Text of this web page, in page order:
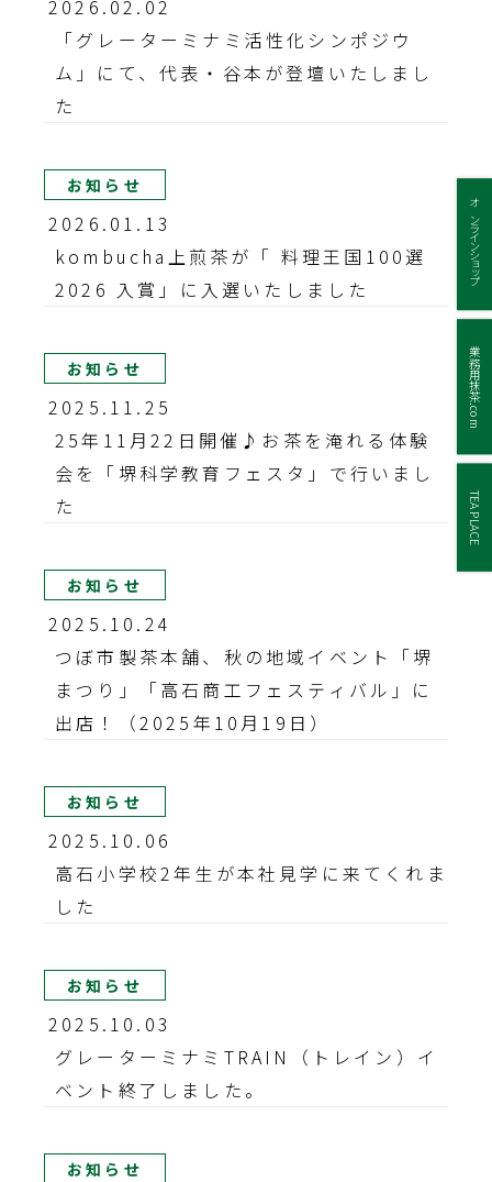
オンラインショップ
業務用抹茶.com
TEA PLACE
2026.02.02
「グレーターミナミ活性化シンポジウ
ム」にて、代表・谷本が登壇いたしまし
た
お知らせ
2026.01.13
kombucha上煎茶が「 料理王国100選
2026 入賞」に入選いたしました
お知らせ
2025.11.25
25年11月22日開催♪お茶を淹れる体験
会を「堺科学教育フェスタ」で行いまし
た
お知らせ
2025.10.24
つぼ市製茶本舗、秋の地域イベント「堺
まつり」「高石商工フェスティバル」に
出店！（2025年10月19日）
お知らせ
2025.10.06
高石小学校2年生が本社見学に来てくれま
した
お知らせ
2025.10.03
グレーターミナミTRAIN（トレイン）イ
ベント終了しました。
お知らせ